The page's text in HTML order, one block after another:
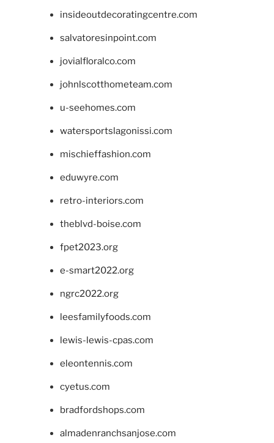
insideoutdecoratingcentre.com
salvatoresinpoint.com
jovialfloralco.com
johnlscotthometeam.com
u-seehomes.com
watersportslagonissi.com
mischieffashion.com
eduwyre.com
retro-interiors.com
theblvd-boise.com
fpet2023.org
e-smart2022.org
ngrc2022.org
leesfamilyfoods.com
lewis-lewis-cpas.com
eleontennis.com
cyetus.com
bradfordshops.com
almadenranchsanjose.com